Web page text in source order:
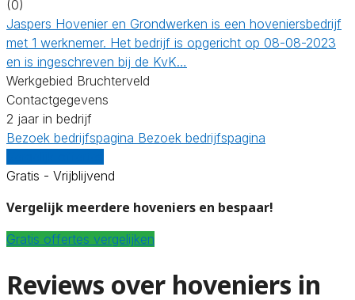
(0)
Jaspers Hovenier en Grondwerken is een hoveniersbedrijf
met 1 werknemer. Het bedrijf is opgericht op 08-08-2023
en is ingeschreven bij de KvK…
Werkgebied Bruchterveld
Contactgegevens
2 jaar in bedrijf
Bezoek bedrijfspagina Bezoek bedrijfspagina
Gratis - Vrijblijvend
Vergelijk meerdere hoveniers en bespaar!
Gratis offertes vergelijken
Reviews over hoveniers in